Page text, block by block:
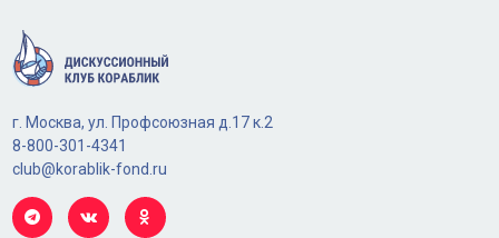
г. Москва, ул. Профсоюзная д.17 к.2
8-800-301-4341
club@korablik-fond.ru